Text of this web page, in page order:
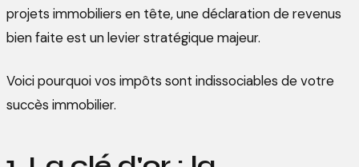
projets immobiliers en tête, une déclaration de revenus
bien faite est un levier stratégique majeur.
Voici pourquoi vos impôts sont indissociables de votre
succès immobilier.